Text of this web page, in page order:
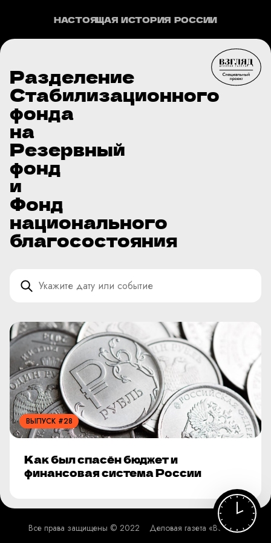
НАСТОЯЩАЯ ИСТОРИЯ РОССИИ
Разделение
Стабилизационного
фонда
на
Резервный
фонд
и
Фонд
национального
благосостояния
ВЫПУСК #28
Как был спасён бюджет и
финансовая система России
Все права защищены © 2022 Деловая газета «Взгляд»